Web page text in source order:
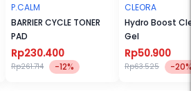
P.CALM
BARRIER CYCLE TONER
PAD
Rp230.400
Rp261.714 -12%
CLEORA
Hydro Boost
Gel
Rp50.900
Rp63.525 -